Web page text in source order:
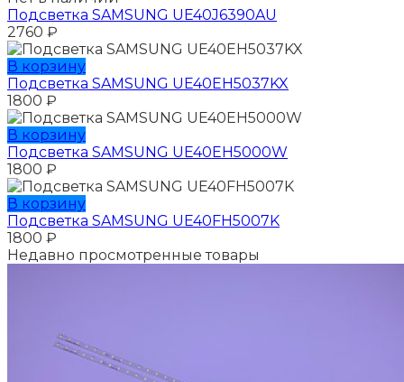
Подсветка SAMSUNG UE40J6390AU
2760 ₽
В корзину
Подсветка SAMSUNG UE40EH5037KX
1800 ₽
В корзину
Подсветка SAMSUNG UE40EH5000W
1800 ₽
В корзину
Подсветка SAMSUNG UE40FH5007K
1800 ₽
Недавно просмотренные товары